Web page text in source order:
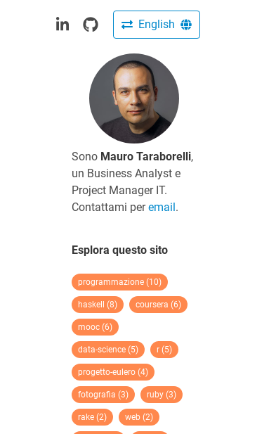
English
Sono Mauro Taraborelli,
un Business Analyst e
Project Manager IT.
Contattami peremail.
Esplora questo sito
programmazione (10)
haskell (8) coursera (6)
mooc (6)
data-science (5) r (5)
progetto-eulero (4)
fotografia (3) ruby (3)
rake (2) web (2)